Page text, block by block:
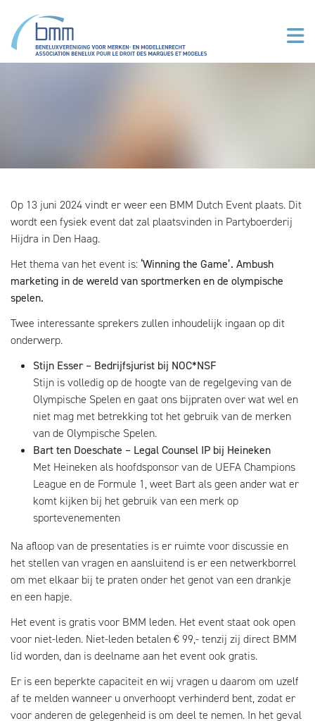
Op 13 juni 2024 vindt er weer een BMM Dutch Event plaats. Dit
wordt een fysiek event dat zal plaatsvinden in Partyboerderij
Hijdra in Den Haag.
Het thema van het event is: ‘Winning the Game’. Ambush
marketing in de wereld van sportmerken en de olympische
spelen.
Twee interessante sprekers zullen inhoudelijk ingaan op dit
onderwerp.
Stijn Esser – Bedrijfsjurist bij NOC*NSF
Stijn is volledig op de hoogte van de regelgeving van de
Olympische Spelen en gaat ons bijpraten over wat wel en
niet mag met betrekking tot het gebruik van de merken
van de Olympische Spelen.
Bart ten Doeschate – Legal Counsel IP bij Heineken
Met Heineken als hoofdsponsor van de UEFA Champions
League en de Formule 1, weet Bart als geen ander wat er
komt kijken bij het gebruik van een merk op
sportevenementen
Na afloop van de presentaties is er ruimte voor discussie en
het stellen van vragen en aansluitend is er een netwerkborrel
om met elkaar bij te praten onder het genot van een drankje
en een hapje.
Het event is gratis voor BMM leden. Het event staat ook open
voor niet-leden. Niet-leden betalen € 99,- tenzij zij direct BMM
lid worden, dan is deelname aan het event ook gratis.
Er is een beperkte capaciteit en wij vragen u daarom om uzelf
af te melden wanneer u onverhoopt verhinderd bent, zodat er
voor anderen de gelegenheid is om deel te nemen. In het geval